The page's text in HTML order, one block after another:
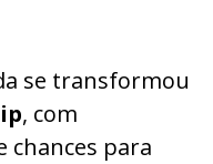
se transformou
, com
chances para